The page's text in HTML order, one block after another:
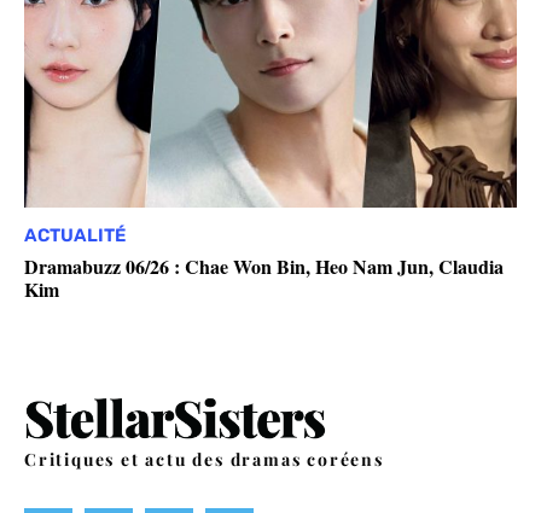
ACTUALITÉ
Dramabuzz 06/26 : Chae Won Bin, Heo Nam Jun, Claudia
Kim
Critiques et actu des dramas coréens